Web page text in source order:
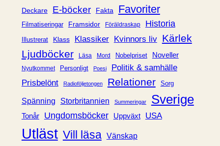
Deckare E-böcker Fakta Favoriter
Filmatiseringar Framsidor Föräldraskap Historia
Illustrerat Klass Klassiker Kvinnors liv Kärlek
Ljudböcker
Läsa Mord Nobelpriset Noveller
Nyutkommet Personligt Poesi
Politik & samhälle
Prisbelönt
Radioföljetongen Relationer Sorg
Spänning Storbritannien Summeringar Sverige
Tonår Ungdomsböcker Uppväxt USA
Utläst Vill läsa Vänskap